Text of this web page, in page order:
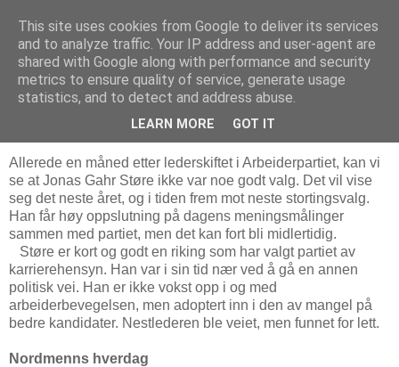
Bjørn Hoelseths blogg
mandag 14. juli 2014
Ikke bra for Arbeiderpartiet
Allerede en måned etter lederskiftet i Arbeiderpartiet, kan vi
se at Jonas Gahr Støre ikke var noe godt valg. Det vil vise
seg det neste året, og i tiden frem mot neste stortingsvalg.
Han får høy oppslutning på dagens meningsmålinger
sammen med partiet, men det kan fort bli midlertidig.
Støre er kort og godt en riking som har valgt partiet av
karrierehensyn. Han var i sin tid nær ved å gå en annen
politisk vei. Han er ikke vokst opp i og med
arbeiderbevegelsen, men adoptert inn i den av mangel på
bedre kandidater. Nestlederen ble veiet, men funnet for lett.
Nordmenns hverdag
This site uses cookies from Google to deliver its services
and to analyze traffic. Your IP address and user-agent are
shared with Google along with performance and security
metrics to ensure quality of service, generate usage
statistics, and to detect and address abuse.
LEARN MORE GOT IT